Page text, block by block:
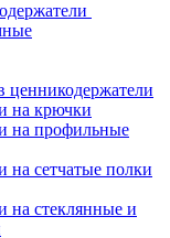
ценникодержатели
на крючки
на профильные
на сетчатые полки
на стеклянные и